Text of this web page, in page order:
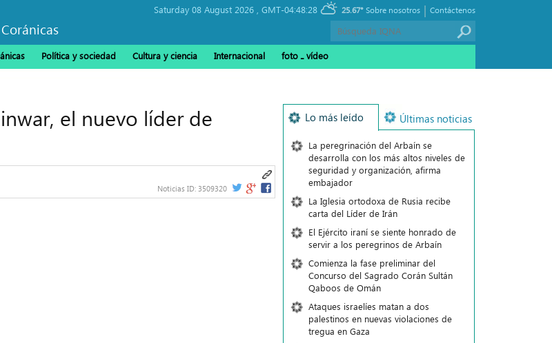
Saturday 08 August 2026 , GMT-04:48:28 25.67° Contáctenos
|
Sobre nosotros
Política y sociedad Cultura y ciencia Internacional foto ـ vídeo
el nuevo líder de
Noticias ID: 3509320
Lo más leído Últimas noticias
La peregrinación del Arbaín se
desarrolla con los más altos niveles de
seguridad y organización, afirma
embajador
La Iglesia ortodoxa de Rusia recibe
carta del Líder de Irán
El Ejército iraní se siente honrado de
servir a los peregrinos de Arbaín
Comienza la fase preliminar del
Concurso del Sagrado Corán Sultán
Qaboos de Omán
Ataques israelíes matan a dos
palestinos en nuevas violaciones de
tregua en Gaza